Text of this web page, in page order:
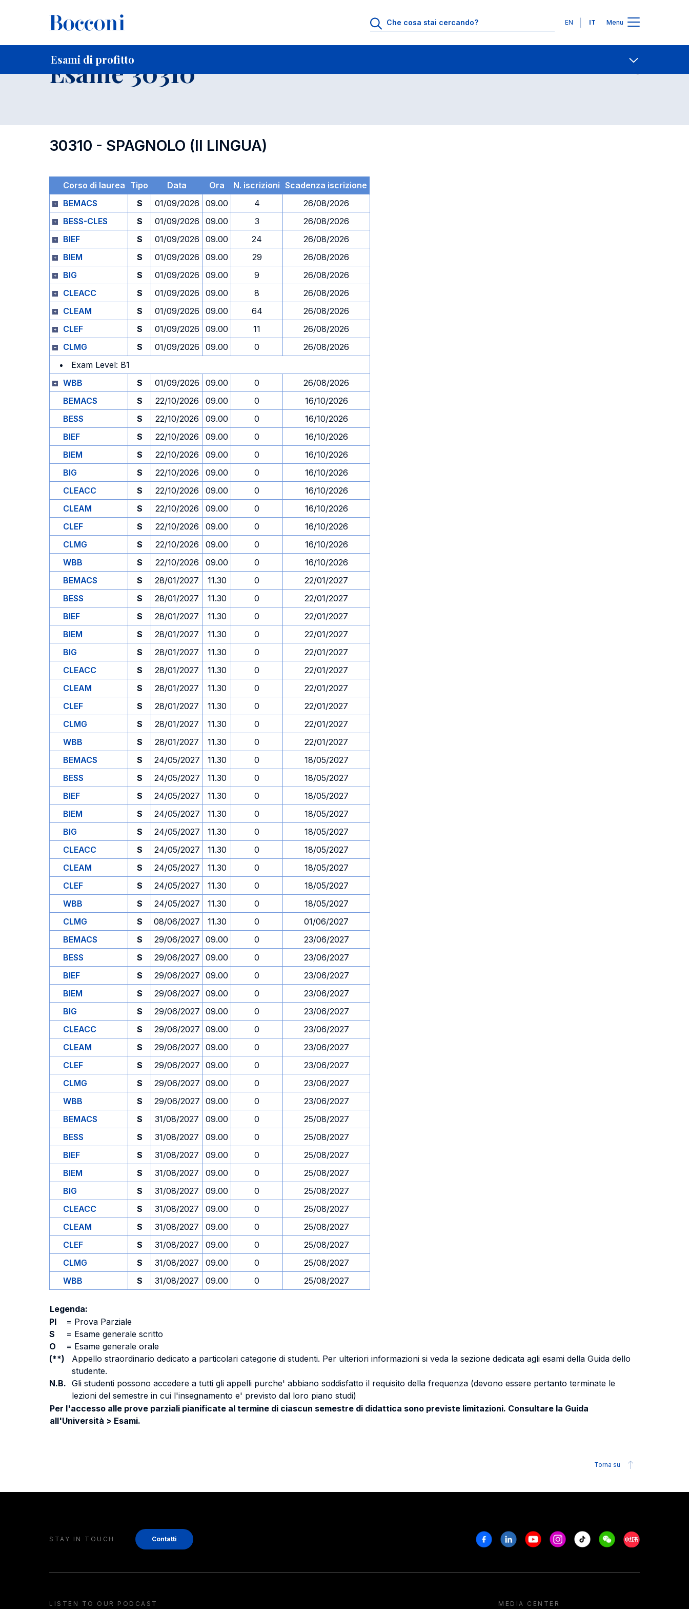
Lingue
EN IT Menu
Esami di profitto
Home Per studenti iscritti Contatti
Esame 30310
30310 - SPAGNOLO (II LINGUA)
Corso di laurea Tipo Data Ora N. iscrizioni Scadenza iscrizione
BEMACS
S 01/09/2026 09.00 4
26/08/2026
BESS-CLES
S 01/09/2026 09.00 3
26/08/2026
BIEF
S 01/09/2026 09.00 24
26/08/2026
BIEM
S 01/09/2026 09.00 29
26/08/2026
BIG
S 01/09/2026 09.00 9
26/08/2026
CLEACC
S 01/09/2026 09.00 8
26/08/2026
CLEAM
S 01/09/2026 09.00 64
26/08/2026
CLEF
S 01/09/2026 09.00 11
26/08/2026
CLMG
S 01/09/2026 09.00 0
26/08/2026
Exam Level: B1
WBB
S 01/09/2026 09.00 0
26/08/2026
BEMACS
S 22/10/2026 09.00 0
16/10/2026
BESS
S 22/10/2026 09.00 0
16/10/2026
BIEF
S 22/10/2026 09.00 0
16/10/2026
BIEM
S 22/10/2026 09.00 0
16/10/2026
BIG
S 22/10/2026 09.00 0
16/10/2026
CLEACC
S 22/10/2026 09.00 0
16/10/2026
CLEAM
S 22/10/2026 09.00 0
16/10/2026
CLEF
S 22/10/2026 09.00 0
16/10/2026
CLMG
S 22/10/2026 09.00 0
16/10/2026
WBB
S 22/10/2026 09.00 0
16/10/2026
BEMACS
S 28/01/2027 11.30 0
22/01/2027
BESS
S 28/01/2027 11.30 0
22/01/2027
BIEF
S 28/01/2027 11.30 0
22/01/2027
BIEM
S 28/01/2027 11.30 0
22/01/2027
BIG
S 28/01/2027 11.30 0
22/01/2027
CLEACC
S 28/01/2027 11.30 0
22/01/2027
CLEAM
S 28/01/2027 11.30 0
22/01/2027
CLEF
S 28/01/2027 11.30 0
22/01/2027
CLMG
S 28/01/2027 11.30 0
22/01/2027
WBB
S 28/01/2027 11.30 0
22/01/2027
BEMACS
S 24/05/2027 11.30 0
18/05/2027
BESS
S 24/05/2027 11.30 0
18/05/2027
BIEF
S 24/05/2027 11.30 0
18/05/2027
BIEM
S 24/05/2027 11.30 0
18/05/2027
BIG
S 24/05/2027 11.30 0
18/05/2027
CLEACC
S 24/05/2027 11.30 0
18/05/2027
CLEAM
S 24/05/2027 11.30 0
18/05/2027
CLEF
S 24/05/2027 11.30 0
18/05/2027
WBB
S 24/05/2027 11.30 0
18/05/2027
CLMG
S 08/06/2027 11.30 0
01/06/2027
BEMACS
S 29/06/2027 09.00 0
23/06/2027
BESS
S 29/06/2027 09.00 0
23/06/2027
BIEF
S 29/06/2027 09.00 0
23/06/2027
BIEM
S 29/06/2027 09.00 0
23/06/2027
BIG
S 29/06/2027 09.00 0
23/06/2027
CLEACC
S 29/06/2027 09.00 0
23/06/2027
CLEAM
S 29/06/2027 09.00 0
23/06/2027
CLEF
S 29/06/2027 09.00 0
23/06/2027
CLMG
S 29/06/2027 09.00 0
23/06/2027
WBB
S 29/06/2027 09.00 0
23/06/2027
BEMACS
S 31/08/2027 09.00 0
25/08/2027
BESS
S 31/08/2027 09.00 0
25/08/2027
BIEF
S 31/08/2027 09.00 0
25/08/2027
BIEM
S 31/08/2027 09.00 0
25/08/2027
BIG
S 31/08/2027 09.00 0
25/08/2027
CLEACC
S 31/08/2027 09.00 0
25/08/2027
CLEAM
S 31/08/2027 09.00 0
25/08/2027
CLEF
S 31/08/2027 09.00 0
25/08/2027
CLMG
S 31/08/2027 09.00 0
25/08/2027
WBB
S 31/08/2027 09.00 0 25/08/2027
Legenda:
PI
= Prova Parziale
S
= Esame generale scritto
O
= Esame generale orale
(**)
Appello straordinario dedicato a particolari categorie di studenti. Per ulteriori informazioni si veda la sezione dedicata agli esami della Guida dello
studente.
N.B. Gli studenti possono accedere a tutti gli appelli purche' abbiano soddisfatto il requisito della frequenza (devono essere pertanto terminate le
lezioni del semestre in cui l'insegnamento e' previsto dal loro piano studi)
Per l'accesso alle prove parziali pianificate al termine di ciascun semestre di didattica sono previste limitazioni. Consultare la Guida
all'Università > Esami.
Torna su
STAY IN TOUCH Contatti FacebookLinkedinYoutubeInstagram
Tiktok WeechatXiaohongshu/
LISTEN TO OUR PODCAST MEDIA CENTER